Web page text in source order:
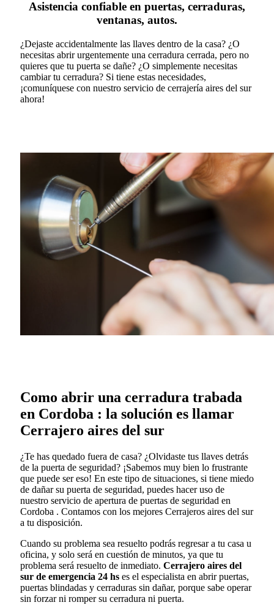
Asistencia confiable en puertas, cerraduras,
ventanas, autos.
¿Dejaste accidentalmente las llaves dentro de la casa? ¿O
necesitas abrir urgentemente una cerradura cerrada, pero no
quieres que tu puerta se dañe? ¿O simplemente necesitas
cambiar tu cerradura? Si tiene estas necesidades,
¡comuníquese con nuestro servicio de cerrajería aires del sur
ahora!
Como abrir una cerradura trabada
en Cordoba : la solución es llamar
Cerrajero aires del sur
¿Te has quedado fuera de casa? ¿Olvidaste tus llaves detrás
de la puerta de seguridad? ¡Sabemos muy bien lo frustrante
que puede ser eso! En este tipo de situaciones, si tiene miedo
de dañar su puerta de seguridad, puedes hacer uso de
nuestro servicio de apertura de puertas de seguridad en
Cordoba . Contamos con los mejores Cerrajeros aires del sur
a tu disposición.
Cuando su problema sea resuelto podrás regresar a tu casa u
oficina, y solo será en cuestión de minutos, ya que tu
problema será resuelto de inmediato. Cerrajero aires del
sur de emergencia 24 hs es el especialista en abrir puertas,
puertas blindadas y cerraduras sin dañar, porque sabe operar
sin forzar ni romper su cerradura ni puerta.